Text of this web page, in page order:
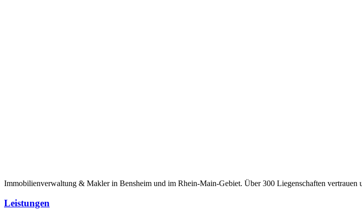
Immobilienverwaltung & Makler in Bensheim und im Rhein-Main-Gebiet. Über 300 Liegenschaften vertrauen
Leistungen